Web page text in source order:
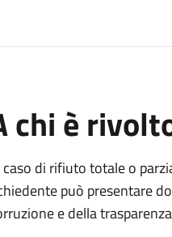
chi è
caso di rifiuto totale o
può presentare
e della